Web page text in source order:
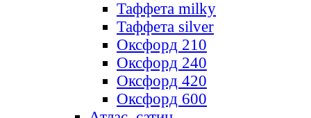
Таффета milky
Таффета silver
Оксфорд 210
Оксфорд 240
Оксфорд 420
Оксфорд 600